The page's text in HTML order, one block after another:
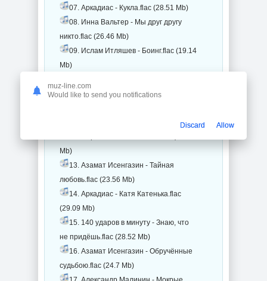
07. Аркадиас - Кукла.flac (28.51 Mb)
08. Инна Вальтер - Мы друг другу
никто.flac (26.46 Mb)
09. Ислам Итляшев - Боинг.flac (19.14
Mb)
(24.41 Mb)
Mb)
13. Азамат Исенгазин - Тайная
любовь.flac (23.56 Mb)
14. Аркадиас - Катя Катенька.flac
(29.09 Mb)
15. 140 ударов в минуту - Знаю, что
не придёшь.flac (28.52 Mb)
16. Азамат Исенгазин - Обручённые
судьбою.flac (24.7 Mb)
muz-line.com
Would like to send you notifications
Discard Allow